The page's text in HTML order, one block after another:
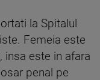
la Spitalul
Femeia este
insa este in afara
penal pe